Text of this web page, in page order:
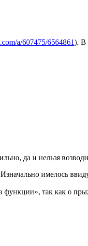
a/607475/6564861). В
да и нельзя
имелось
функции», так как о